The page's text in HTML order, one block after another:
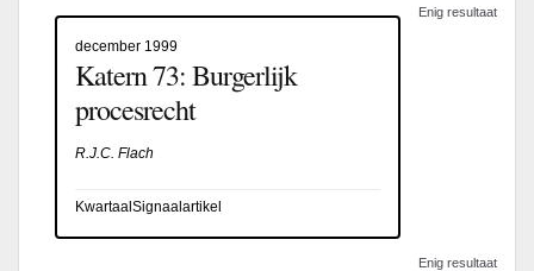
Enig resultaat
december 1999
Katern 73: Burgerlijk
procesrecht
R.J.C. Flach
KwartaalSignaalartikel
Enig resultaat